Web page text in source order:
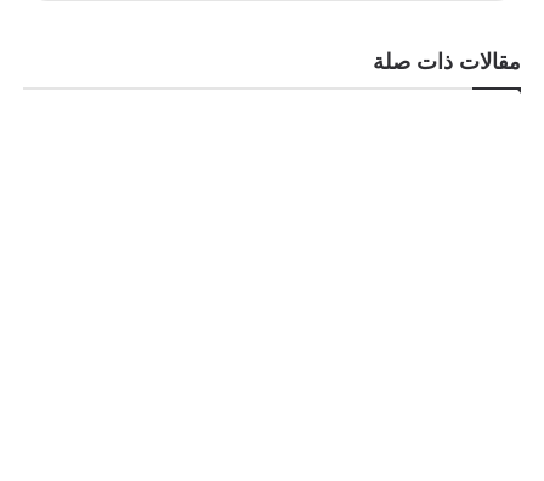
مقالات ذات صلة